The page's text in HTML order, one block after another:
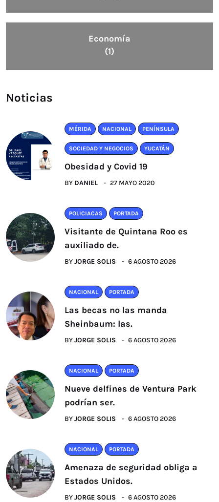
Economía
(1)
Noticias
MÉRIDA NACIONAL PENÍNSULA
SOCIEDAD Y NEGOCIOS YUCATÁN
Obesidad y Covid 19
BY DANIEL 27 MAYO 2020
POLICIACAS PORTADA
Visitante de Quintana Roo es
auxiliado de.
BYJORGE SOLIS 6 AGOSTO 2026
NACIONAL PORTADA
Las becas no las manda
Sheinbaum: las.
BYJORGE SOLIS 6 AGOSTO 2026
NACIONAL PORTADA
Nueve delfines de Ventura Park
podrían ser.
BYJORGE SOLIS 6 AGOSTO 2026
NACIONAL PORTADA
Amenaza de seguridad obliga a
Estados Unidos.
BYJORGE SOLIS 6 AGOSTO 2026